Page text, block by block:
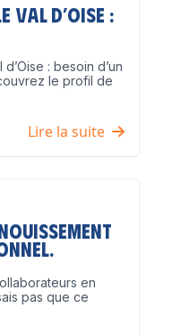
d’Oise :
: besoin d’un
le profil de
Lire la suite
en
pas que ce